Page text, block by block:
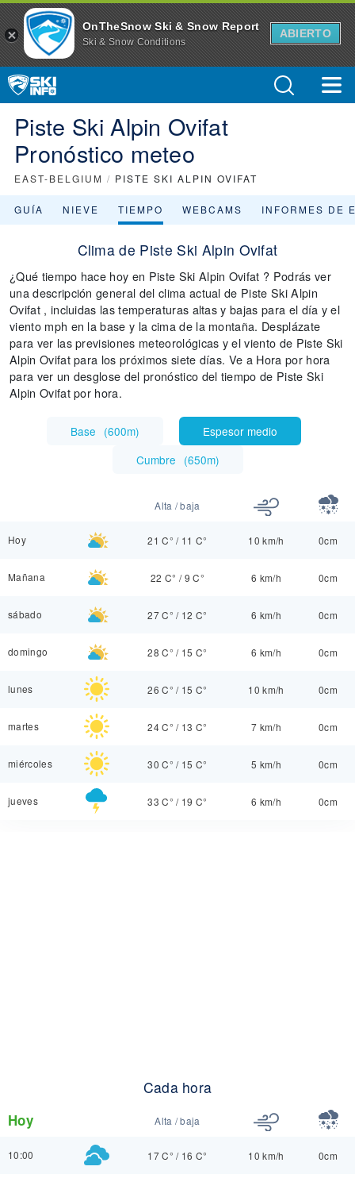
OnTheSnow Ski & Snow Report
Ski & Snow Conditions
ABIERTO
Piste Ski Alpin Ovifat
Pronóstico meteo
EAST-BELGIUM / PISTE SKI ALPIN OVIFAT
GUÍA NIEVE TIEMPO WEBCAMS INFORMES DE
Clima de Piste Ski Alpin Ovifat
¿Qué tiempo hace hoy en Piste Ski Alpin Ovifat ? Podrás ver
una descripción general del clima actual de Piste Ski Alpin
Ovifat , incluidas las temperaturas altas y bajas para el día y el
viento mph en la base y la cima de la montaña. Desplázate
para ver las previsiones meteorológicas y el viento de Piste Ski
Alpin Ovifat para los próximos siete días. Ve a Hora por hora
para ver un desglose del pronóstico del tiempo de Piste Ski
Alpin Ovifat por hora.
Base (600m)
Espesor medio
Cumbre (650m)
Alta / baja
Hoy 21 C° / 11 C° 10 km/h 0cm
Mañana 22 C° / 9 C° 6 km/h 0cm
sábado 27 C° / 12 C° 6 km/h 0cm
domingo 28 C° / 15 C° 6 km/h 0cm
lunes 26 C° / 15 C° 10 km/h 0cm
martes 24 C° / 13 C° 7 km/h 0cm
miércoles 30 C° / 15 C° 5 km/h 0cm
jueves 33 C° / 19 C° 6 km/h 0cm
Cada hora
Hoy Alta / baja
10:00 17 C° / 16 C° 10 km/h 0cm